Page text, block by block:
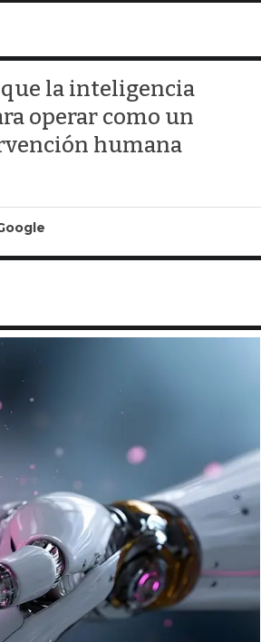
la inteligencia
operar como un
humana
C
ciberamenazas